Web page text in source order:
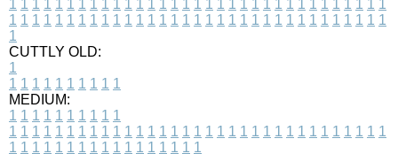
1 1 1 1 1 1 1 1 1 1 1 1 1 1 1 1 1 1 1 1 1 1 1 1 1 1 1 1 1 1 1 1 1
1 1 1 1 1 1 1 1 1 1 1 1 1 1 1 1 1 1 1 1 1 1 1 1 1 1 1 1 1 1 1 1 1
1
CUTTLY OLD:
1
1 1 1 1 1 1 1 1 1 1
MEDIUM:
1 1 1 1 1 1 1 1 1 1
1 1 1 1 1 1 1 1 1 1 1 1 1 1 1 1 1 1 1 1 1 1 1 1 1 1 1 1 1 1 1 1 1
1 1 1 1 1 1 1 1 1 1 1 1 1 1 1 1 1